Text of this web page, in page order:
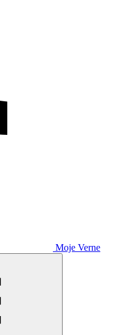
Moje Verne